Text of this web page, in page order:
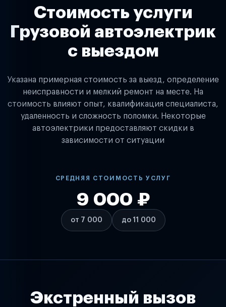
Стоимость услуги
Грузовой автоэлектрик
с выездом
Указана примерная стоимость за выезд, определение
неисправности и мелкий ремонт на месте. На
стоимость влияют опыт, квалификация специалиста,
удаленность и сложность поломки. Некоторые
автоэлектрики предоставляют скидки в
зависимости от ситуации
СРЕДНЯЯ СТОИМОСТЬ УСЛУГ
от 7 000
9 000 ₽
до 11 000
Экстренный вызов